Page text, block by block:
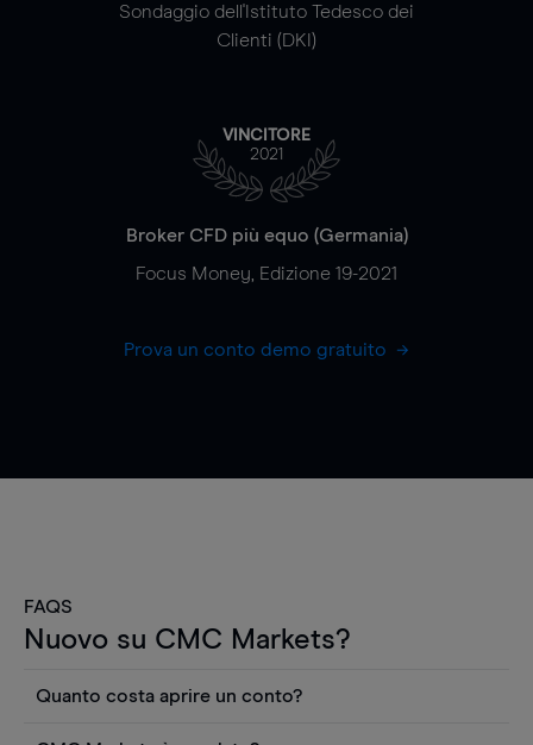
Sondaggio dell'Istituto Tedesco dei
Clienti (DKI)
VINCITORE
2021
Broker CFD più equo (Germania)
Focus Money, Edizione 19-2021
Prova un conto demo gratuito
FAQS
Nuovo su CMC Markets?
Quanto costa aprire un conto?